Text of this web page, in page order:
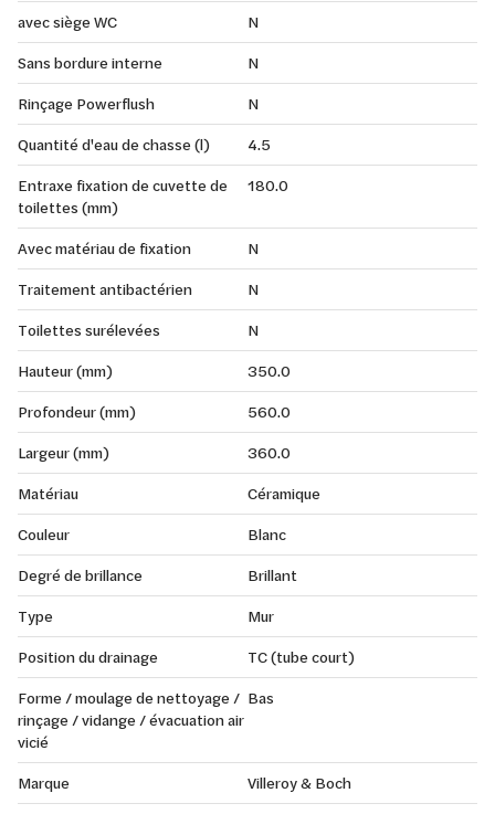
avec siège WC
N
Sans bordure interne
N
Rinçage Powerflush
N
Quantité d'eau de chasse (l)
4.5
Entraxe fixation de cuvette de
toilettes (mm)
180.0
Avec matériau de fixation
N
Traitement antibactérien
N
Toilettes surélevées
N
Hauteur (mm)
350.0
Profondeur (mm)
560.0
Largeur (mm)
360.0
Matériau
Céramique
Couleur
Blanc
Degré de brillance
Brillant
Type
Mur
Position du drainage
TC (tube court)
Forme / moulage de nettoyage /
rinçage / vidange / évacuation air
vicié
Bas
Marque
Villeroy & Boch